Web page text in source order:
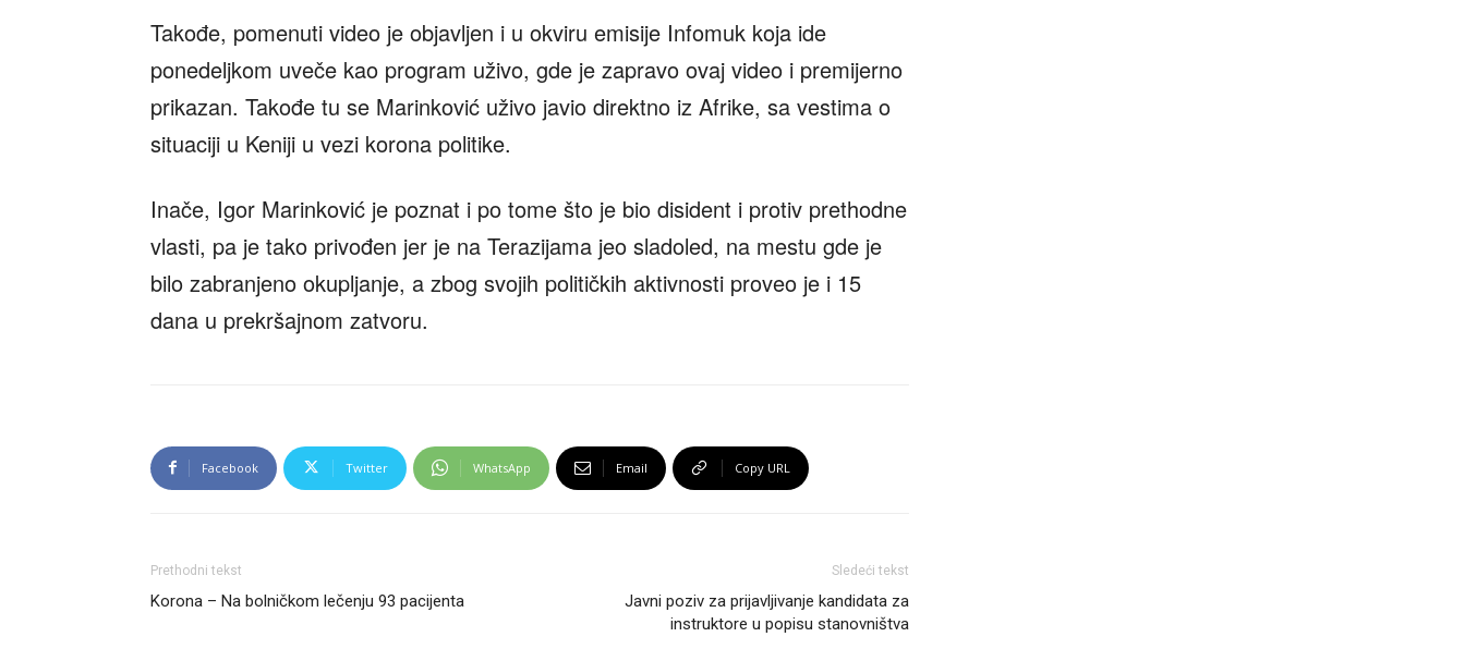
Takođe, pomenuti video je objavljen i u okviru emisije Infomuk koja ide
ponedeljkom uveče kao program uživo, gde je zapravo ovaj video i premijerno
prikazan. Takođe tu se Marinković uživo javio direktno iz Afrike, sa vestima o
situaciji u Keniji u vezi korona politike.
Inače, Igor Marinković je poznat i po tome što je bio disident i protiv prethodne
vlasti, pa je tako privođen jer je na Terazijama jeo sladoled, na mestu gde je
bilo zabranjeno okupljanje, a zbog svojih političkih aktivnosti proveo je i 15
dana u prekršajnom zatvoru.
Facebook Twitter WhatsApp Email Copy URL
Prethodni tekst
Korona – Na bolničkom lečenju 93 pacijenta
Sledeći tekst
Javni poziv za prijavljivanje kandidata za
instruktore u popisu stanovništva